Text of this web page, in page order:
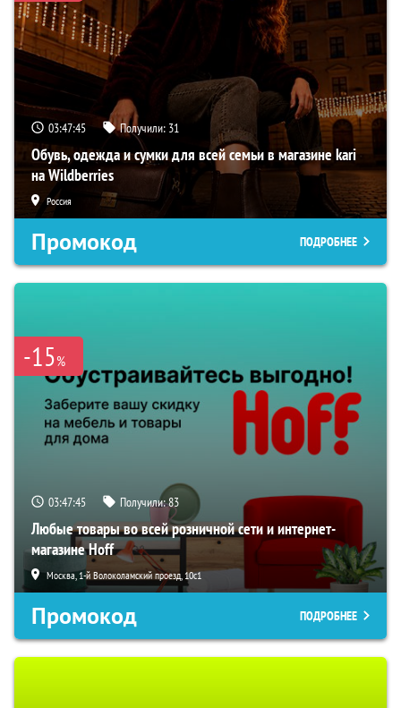
03:47:44 Получили: 31
Обувь, одежда и сумки для всей семьи в магазине kari
на Wildberries
Россия
Промокод ПОДРОБНЕЕ
-15%
03:47:44 Получили:83
Любые товары во всей розничной сети и интернет-
магазине Hoff
Москва, 1-й Волоколамский проезд, 10с1
Промокод ПОДРОБНЕЕ